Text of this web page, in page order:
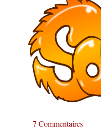
7 Commentaires